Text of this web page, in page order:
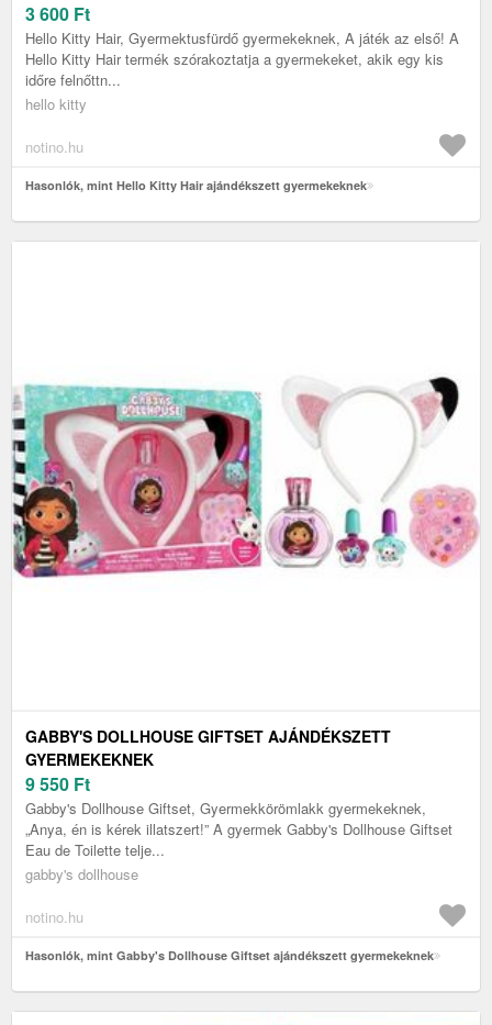
3 600 Ft
Hello Kitty Hair, Gyermektusfürdő gyermekeknek, A játék az első! A
Hello Kitty Hair termék szórakoztatja a gyermekeket, akik egy kis
időre felnőttn...
hello kitty
notino.hu
Hasonlók, mint Hello Kitty Hair ajándékszett gyermekeknek
GABBY'S DOLLHOUSE GIFTSET AJÁNDÉKSZETT
GYERMEKEKNEK
9 550 Ft
Gabby's Dollhouse Giftset, Gyermekkörömlakk gyermekeknek,
„Anya, én is kérek illatszert!” A gyermek Gabby's Dollhouse Giftset
Eau de Toilette telje...
gabby's dollhouse
notino.hu
Hasonlók, mint Gabby's Dollhouse Giftset ajándékszett gyermekeknek